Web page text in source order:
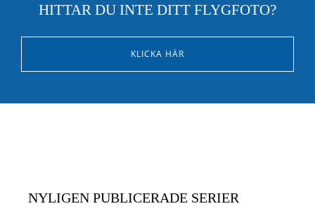
HITTAR DU INTE DITT FLYGFOTO?
KLICKA HÄR
NYLIGEN PUBLICERADE SERIER